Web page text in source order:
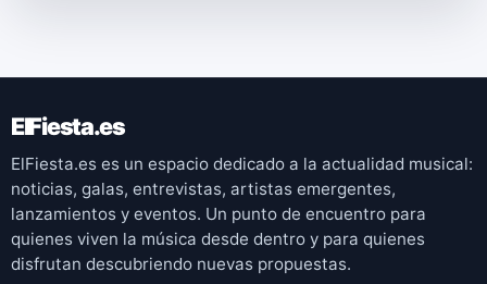
ElFiesta.es
ElFiesta.es es un espacio dedicado a la actualidad musical:
noticias, galas, entrevistas, artistas emergentes,
lanzamientos y eventos. Un punto de encuentro para
quienes viven la música desde dentro y para quienes
disfrutan descubriendo nuevas propuestas.